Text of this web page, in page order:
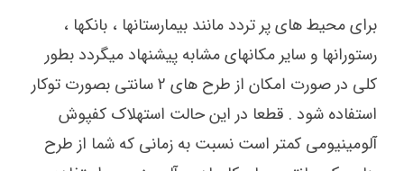
برای محیط های پر تردد مانند بیمارستانها ، بانکها ،
رستورانها و سایر مکانهای مشابه پیشنهاد میگردد بطور
کلی در صورت امکان از طرح های 2 سانتی بصورت توکار
استفاده شود . قطعا در این حالت استهلاک کفپوش
آلومینیومی کمتر است نسبت به زمانی که شما از طرح